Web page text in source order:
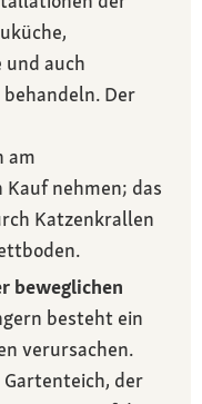
und auch
Der
am
nehmen; das
Katzenkrallen
beweglichen
besteht ein
verursachen.
der